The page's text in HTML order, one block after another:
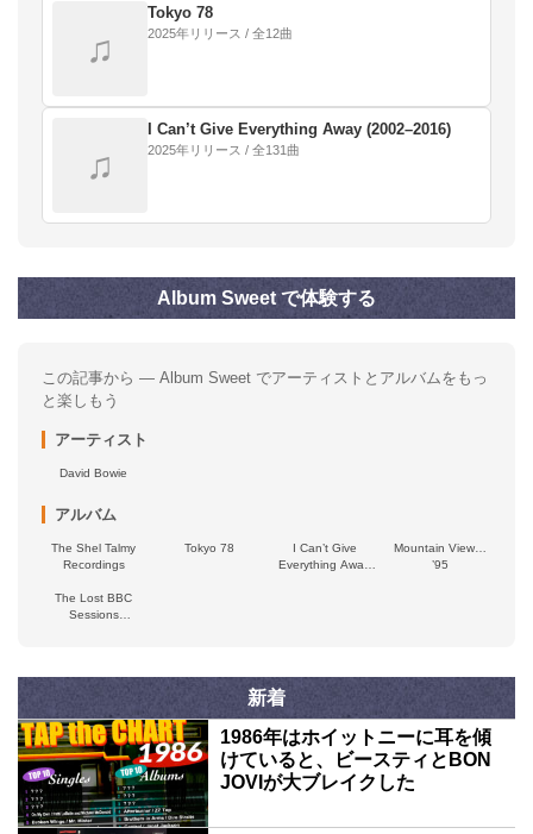
♫
Tokyo 78
2025年リリース / 全12曲
♫
I Can’t Give Everything Away (2002–2016)
2025年リリース / 全131曲
Album Sweet で体験する
この記事から — Album Sweet でアーティストとアルバムをもっ
と楽しもう
アーティスト
David Bowie
アルバム
The Shel Talmy
Recordings
Tokyo 78
I Can’t Give
Everything Away
Mountain View…
’95
The Lost BBC
Sessions
新着
1986年はホイットニーに耳を傾
けていると、ビースティとBON
JOVIが大ブレイクした